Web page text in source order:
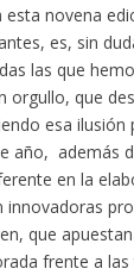
novena
es, sin
las que
orgullo, que
esa ilusión
año, además
en la
que
frente a